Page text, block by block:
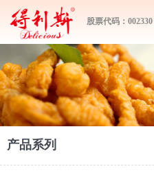
股票代码：002330
产品系列